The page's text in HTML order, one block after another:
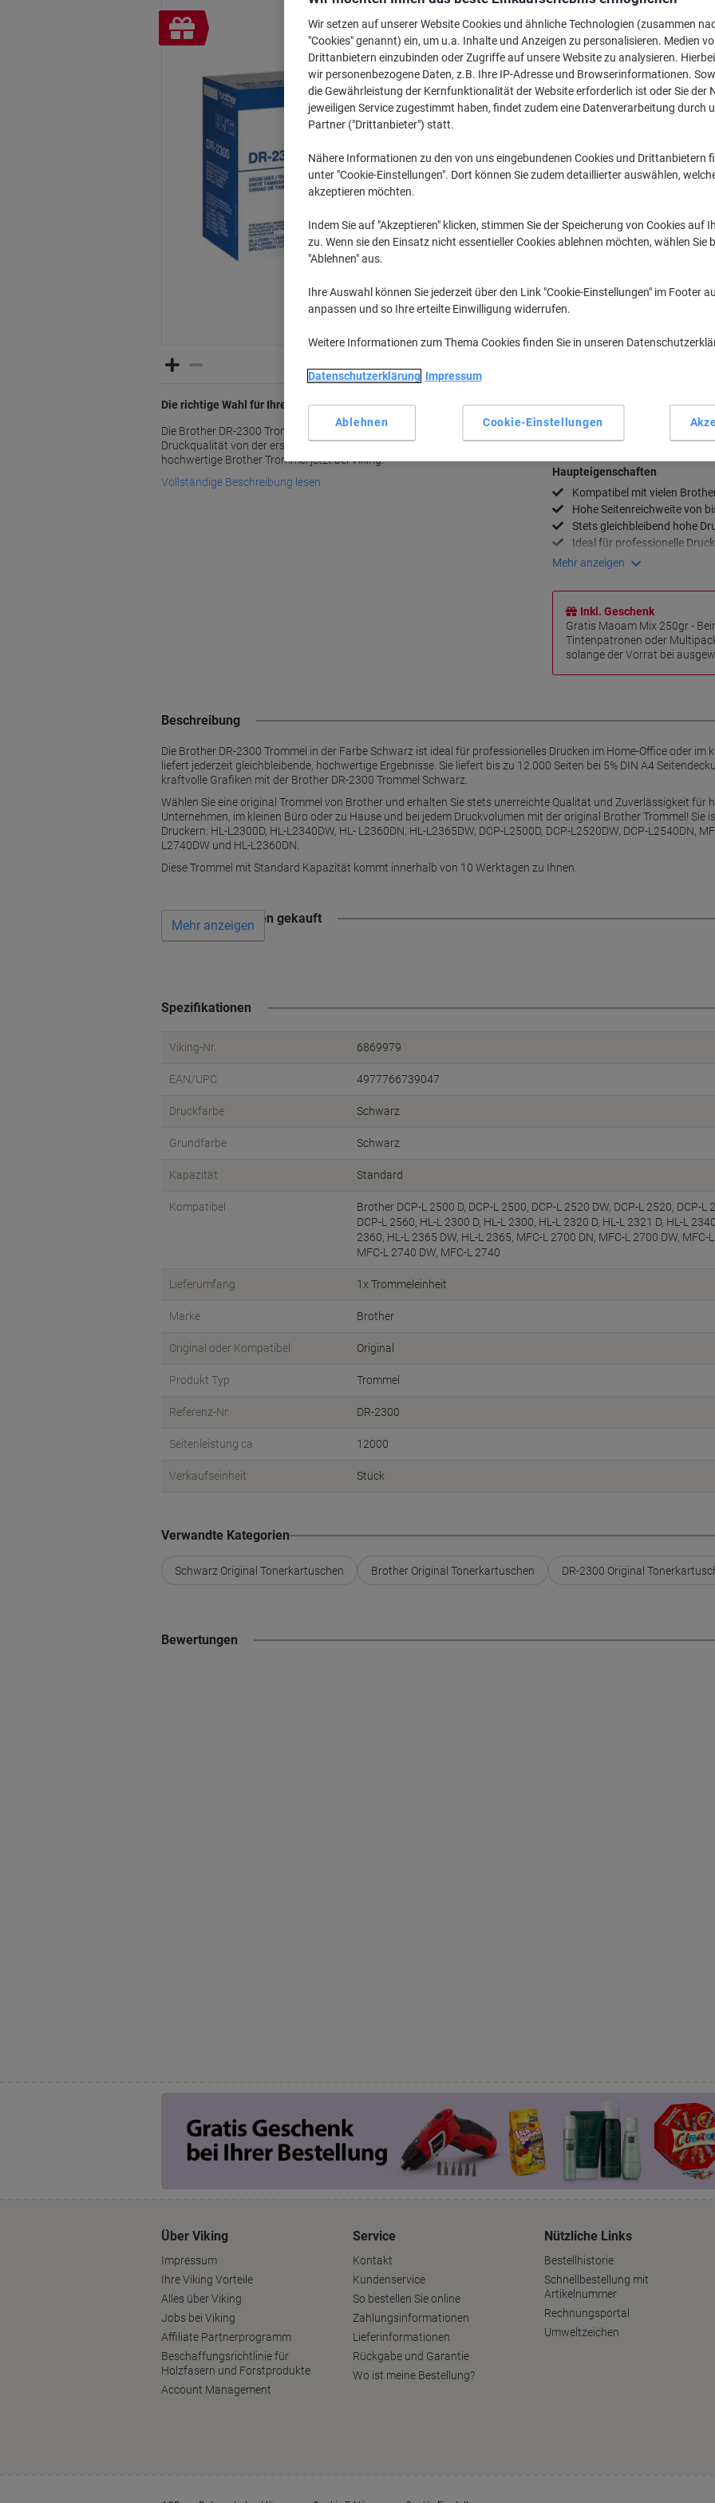
Inkl.
Geschenk
Die richtige Wahl für Ihren Brother Drucker
Die Brother DR-2300 Trommel in Schwarz bietet gleichbleibende
Druckqualität von der ersten bis zur letzten Seite. Bestellen Sie die
hochwertige Brother Trommel jetzt bei Viking.
Vollständige Beschreibung lesen
Wechseln und
Viking DR-2300
CHF 58.95
CHF113.45 inkl. MwSt
1Stück CHF 114.95
3+Stück CHF 104.95
Haupteigenschaften
Kompatibel mit vielen
Hohe Seitenreichweite von
Stets gleichbleibend hohe
Ideal für professionelle
Mehr anzeigen
Inkl. Geschenk
Gratis Maoam Mix 250gr -
Tintenpatronen oder
solange der Vorrat bei
Beschreibung
Die Brother DR-2300 Trommel in der Farbe Schwarz ist ideal für professionelles Drucken im Home-Office oder im
liefert jederzeit gleichbleibende, hochwertige Ergebnisse. Sie liefert bis zu 12.000 Seiten bei 5% DIN A4
kraftvolle Grafiken mit der Brother DR-2300 Trommel Schwarz.
Wählen Sie eine original Trommel von Brother und erhalten Sie stets unerreichte Qualität und Zuverlässigkeit für
Unternehmen, im kleinen Büro oder zu Hause und bei jedem Druckvolumen mit der original Brother Trommel!
Druckern: HL-L2300D, HL-L2340DW, HL- L2360DN, HL-L2365DW, DCP-L2500D, DCP-L2520DW, DCP-L2540DN,
L2740DW und HL-L2360DN.
Diese Trommel mit Standard Kapazität kommt innerhalb von 10 Werktagen zu Ihnen.
Wird oft zusammen gekauft
Mehr anzeigen
Spezifikationen
Viking-Nr. 6869979
EAN/UPC 4977766739047
Druckfarbe Schwarz
Grundfarbe Schwarz
Kapazität Standard
Kompatibel
Brother DCP-L 2500 D, DCP-L 2500, DCP-L 2520 DW, DCP-L 2520, DCP-L
DCP-L 2560, HL-L 2300 D, HL-L 2300, HL-L 2320 D, HL-L 2321 D, HL-L
2360, HL-L 2365 DW, HL-L 2365, MFC-L 2700 DN, MFC-L 2700 DW,
MFC-L 2740 DW, MFC-L 2740
Lieferumfang 1x Trommeleinheit
Marke Brother
Original oder Kompatibel Original
Produkt Typ Trommel
Referenz-Nr. DR-2300
Seitenleistung ca. 12000
Verkaufseinheit Stück
Verwandte Kategorien
Schwarz Original Tonerkartuschen Brother Original Tonerkartuschen DR-2300 Original
Bewertungen
Über Viking
Impressum
Ihre Viking Vorteile
Alles über Viking
Jobs bei Viking
Affiliate Partnerprogramm
Beschaffungsrichtlinie für
Holzfasern und Forstprodukte
Account Management
Service
Kontakt
Kundenservice
So bestellen Sie online
Zahlungsinformationen
Lieferinformationen
Rückgabe und Garantie
Wo ist meine Bestellung?
Nützliche Links
Bestellhistorie
Schnellbestellung mit
Artikelnummer
Rechnungsportal
Umweltzeichen
Wir setzen auf unserer Website Cookies und ähnliche Technologien (zusammen
"Cookies" genannt) ein, um u.a. Inhalte und Anzeigen zu personalisieren. Medien
Drittanbietern einzubinden oder Zugriffe auf unsere Website zu analysieren.
wir personenbezogene Daten, z.B. Ihre IP-Adresse und Browserinformationen.
die Gewährleistung der Kernfunktionalität der Website erforderlich ist oder Sie der
jeweiligen Service zugestimmt haben, findet zudem eine Datenverarbeitung durch
Partner ("Drittanbieter") statt.
Nähere Informationen zu den von uns eingebundenen Cookies und Drittanbietern
unter "Cookie-Einstellungen". Dort können Sie zudem detaillierter auswählen,
akzeptieren möchten.
Indem Sie auf "Akzeptieren" klicken, stimmen Sie der Speicherung von Cookies auf
zu. Wenn sie den Einsatz nicht essentieller Cookies ablehnen möchten, wählen Sie
"Ablehnen" aus.
Ihre Auswahl können Sie jederzeit über den Link "Cookie-Einstellungen" im Footer
anpassen und so Ihre erteilte Einwilligung widerrufen.
Weitere Informationen zum Thema Cookies finden Sie in unseren
Datenschutzerklärung Impressum
Cookie-Einstellungen
Ablehnen